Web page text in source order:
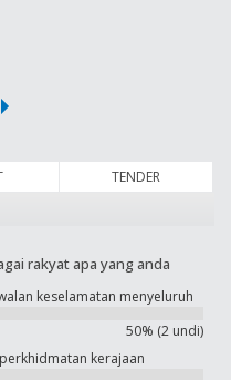
TENDER
rakyat apa yang anda
keselamatan menyeluruh
50% (2 undi)
kerajaan